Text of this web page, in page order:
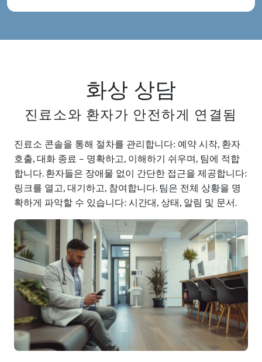
화상 상담
진료소와 환자가 안전하게 연결됨
진료소 콘솔을 통해 절차를 관리합니다: 예약 시작, 환자
호출, 대화 종료 – 명확하고, 이해하기 쉬우며, 팀에 적합
합니다. 환자들은 장애물 없이 간단한 접근을 제공합니다:
링크를 열고, 대기하고, 참여합니다. 팀은 전체 상황을 명
확하게 파악할 수 있습니다: 시간대, 상태, 알림 및 문서.